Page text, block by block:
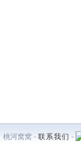
桃河窝窝 - 联系我们 -